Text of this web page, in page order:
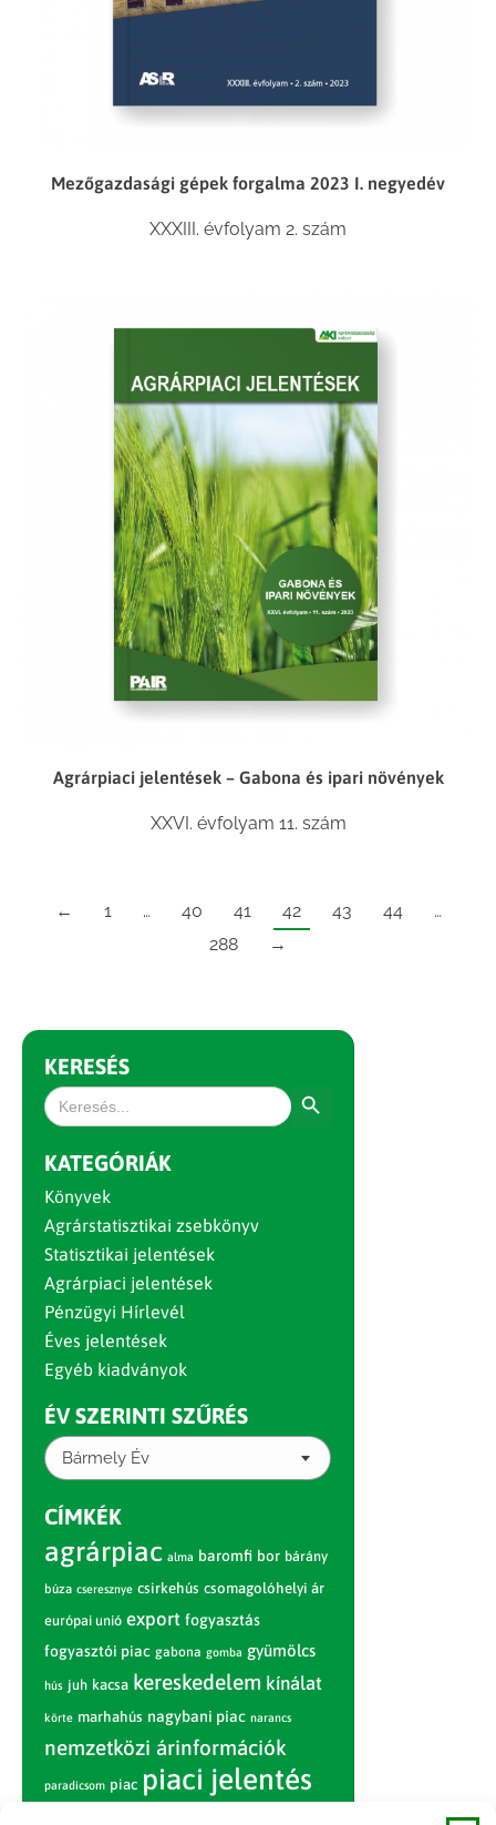
Mezőgazdasági gépek forgalma 2023 I. negyedév
XXXIII. évfolyam 2. szám
Agrárpiaci jelentések – Gabona és ipari növények
XXVI. évfolyam 11. szám
← 1 … 40 41 42 43 44
…
288
→
KERESÉS
Search
for:
KATEGÓRIÁK
Könyvek
Agrárstatisztikai zsebkönyv
Statisztikai jelentések
Agrárpiaci jelentések
Pénzügyi Hírlevél
Éves jelentések
Egyéb kiadványok
ÉV SZERINTI SZŰRÉS
Bármely Év
CÍMKÉK
agrárpiac alma baromfi bor bárány
búza cseresznye csirkehús csomagolóhelyi ár
európai unió export fogyasztás
fogyasztói piac gabona gomba gyümölcs
hús juh kacsa kereskedelem kínálat
körte marhahús nagybani piac narancs
nemzetközi árinformációk
paradicsom piac piaci jelentés